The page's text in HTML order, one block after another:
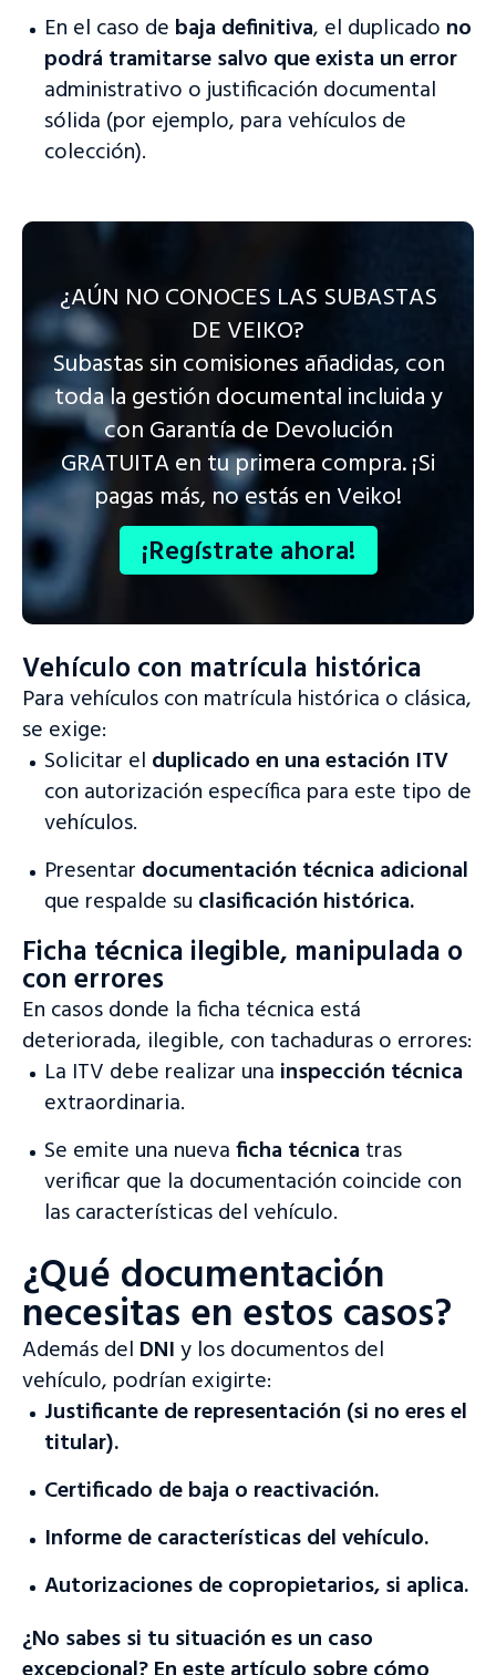
En el caso de baja definitiva, el duplicado no
podrá tramitarse salvo que exista un error
administrativo o justificación documental
sólida (por ejemplo, para vehículos de
colección).
¿AÚN NO CONOCES LAS SUBASTAS
DE VEIKO?
Subastas sin comisiones añadidas, con
toda la gestión documental incluida y
con Garantía de Devolución
GRATUITA en tu primera compra. ¡Si
pagas más, no estás en Veiko!
¡Regístrate ahora!
Vehículo con matrícula histórica
Para vehículos con matrícula histórica o clásica,
se exige:
Solicitar el duplicado en una estación ITV
con autorización específica para este tipo de
vehículos.
Presentar documentación técnica adicional
que respalde su clasificación histórica.
Ficha técnica ilegible, manipulada o
con errores
En casos donde la ficha técnica está
deteriorada, ilegible, con tachaduras o errores:
La ITV debe realizar una inspección técnica
extraordinaria.
Se emite una nuevaficha técnica tras
verificar que la documentación coincide con
las características del vehículo.
¿Qué documentación
necesitas en estos casos?
Además del DNIy los documentos del
vehículo, podrían exigirte:
Justificante de representación (si no eres el
titular).
Certificado de baja o reactivación.
Informe de características del vehículo.
Autorizaciones de copropietarios, si aplica.
¿No sabes si tu situación es un caso
¡Bienvenido a nuestro sitio web!
sitio web para más información.